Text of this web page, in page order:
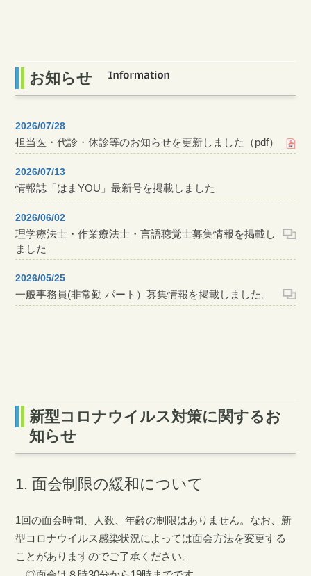
お知らせ
2026/07/28
担当医・代診・休診等のお知らせを更新しました（pdf）
2026/07/13
情報誌「はまYOU」最新号を掲載しました
2026/06/02
理学療法士・作業療法士・言語聴覚士募集情報を掲載し
ました
2026/05/25
一般事務員(非常勤 パート）募集情報を掲載しました。
2026/03/27
中央材料室補助者募集情報を掲載しました
訪問看護ステーション看護師募集情報を掲載しました
臨床工学技士募集情報を掲載しました
2025/10/08
一般事務員募集情報を掲載しました。
新型コロナウイルス対策に関するお
知らせ
1. 面会制限の緩和について
1回の面会時間、人数、年齢の制限はありません。なお、新
型コロナウイルス感染状況によっては面会方法を変更する
ことがありますのでご了承ください。